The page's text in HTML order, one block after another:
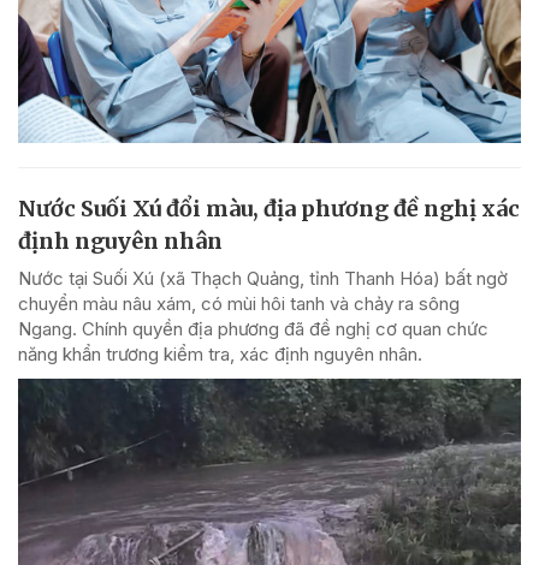
Nước Suối Xú đổi màu, địa phương đề nghị xác
định nguyên nhân
Nước tại Suối Xú (xã Thạch Quảng, tỉnh Thanh Hóa) bất ngờ
chuyển màu nâu xám, có mùi hôi tanh và chảy ra sông
Ngang. Chính quyền địa phương đã đề nghị cơ quan chức
năng khẩn trương kiểm tra, xác định nguyên nhân.